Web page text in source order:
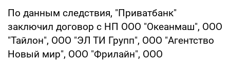
По данным следствия, "Приватбанк"
заключил договор с НП ООО "Океанмаш", ООО
"Тайлон", ООО "ЭЛ ТИ Групп", ООО "Агентство
Новый мир", ООО "Фрилайн", ООО